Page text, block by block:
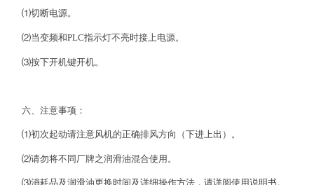
⑴切断电源。
⑵当变频和PLC指示灯不亮时接上电源。
⑶按下开机键开机。
六、注意事项：
⑴初次起动请注意风机的正确排风方向（下进上出）。
⑵请勿将不同厂牌之润滑油混合使用。
⑶消耗品及润滑油更换时间及详细操作方法，请详阅使用说明书。